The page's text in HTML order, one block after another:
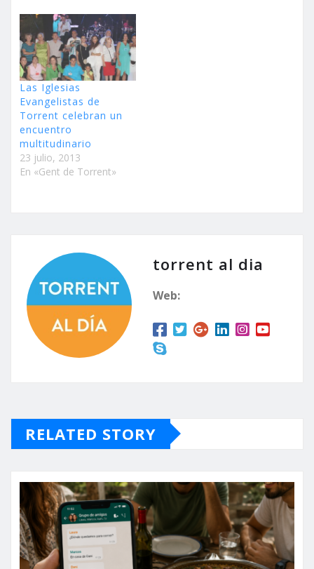
Las Iglesias
Evangelistas de
Torrent celebran un
encuentro
multitudinario
23 julio, 2013
En «Gent de Torrent»
torrent al dia
Web:
RELATED STORY